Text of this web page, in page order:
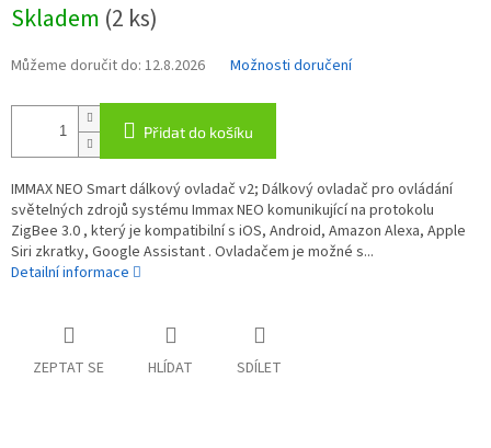
cena:
Skladem (2 ks)
Můžeme doručit do: 12.8.2026 Možnosti doručení
Přidat do košíku
IMMAX NEO Smart dálkový ovladač v2; Dálkový ovladač pro ovládání
světelných zdrojů systému Immax NEO komunikující na protokolu
ZigBee 3.0 , který je kompatibilní s iOS, Android, Amazon Alexa, Apple
Siri zkratky, Google Assistant . Ovladačem je možné s...
Detailní informace
ZEPTAT SE HLÍDAT SDÍLET